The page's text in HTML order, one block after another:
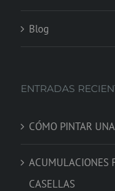
Blog
ENTRADAS
CÓMO PINTAR
ACUMULACIONES
CASELLAS